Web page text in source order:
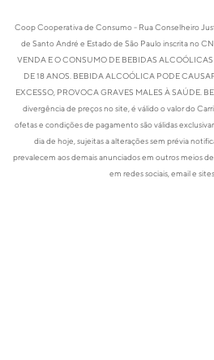
Coop Cooperativa de Consumo - Rua Conselheiro
de Santo André e Estado de São Paulo inscrita no
VENDA E O CONSUMO DE BEBIDAS
DE 18 ANOS. BEBIDA ALCOÓLICA PODE
EXCESSO, PROVOCA GRAVES MALES À SAÚDE.
divergência de preços no site, é válido o valor do
ofetas e condições de pagamento são válidas
dia de hoje, sujeitas a alterações sem prévia
prevalecem aos demais anunciados em outros meios
em redes sociais, email e